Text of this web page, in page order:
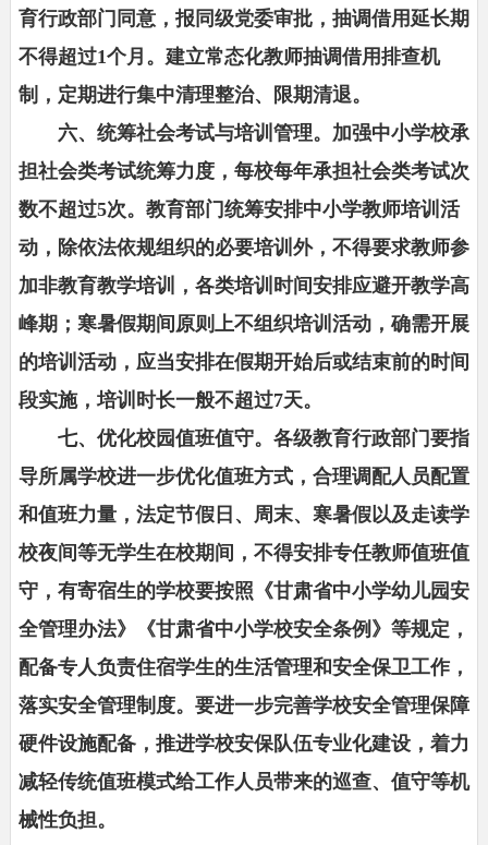
育行政部门同意，报同级党委审批，抽调借用延长期
不得超过1个月。建立常态化教师抽调借用排查机
制，定期进行集中清理整治、限期清退。
六、统筹社会考试与培训管理。加强中小学校承
担社会类考试统筹力度，每校每年承担社会类考试次
数不超过5次。教育部门统筹安排中小学教师培训活
动，除依法依规组织的必要培训外，不得要求教师参
加非教育教学培训，各类培训时间安排应避开教学高
峰期；寒暑假期间原则上不组织培训活动，确需开展
的培训活动，应当安排在假期开始后或结束前的时间
段实施，培训时长一般不超过7天。
七、优化校园值班值守。各级教育行政部门要指
导所属学校进一步优化值班方式，合理调配人员配置
和值班力量，法定节假日、周末、寒暑假以及走读学
校夜间等无学生在校期间，不得安排专任教师值班值
守，有寄宿生的学校要按照《甘肃省中小学幼儿园安
全管理办法》《甘肃省中小学校安全条例》等规定，
配备专人负责住宿学生的生活管理和安全保卫工作，
落实安全管理制度。要进一步完善学校安全管理保障
硬件设施配备，推进学校安保队伍专业化建设，着力
减轻传统值班模式给工作人员带来的巡查、值守等机
械性负担。